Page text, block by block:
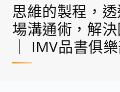
思維的製程，
場溝通術，解
｜ IMV品書俱